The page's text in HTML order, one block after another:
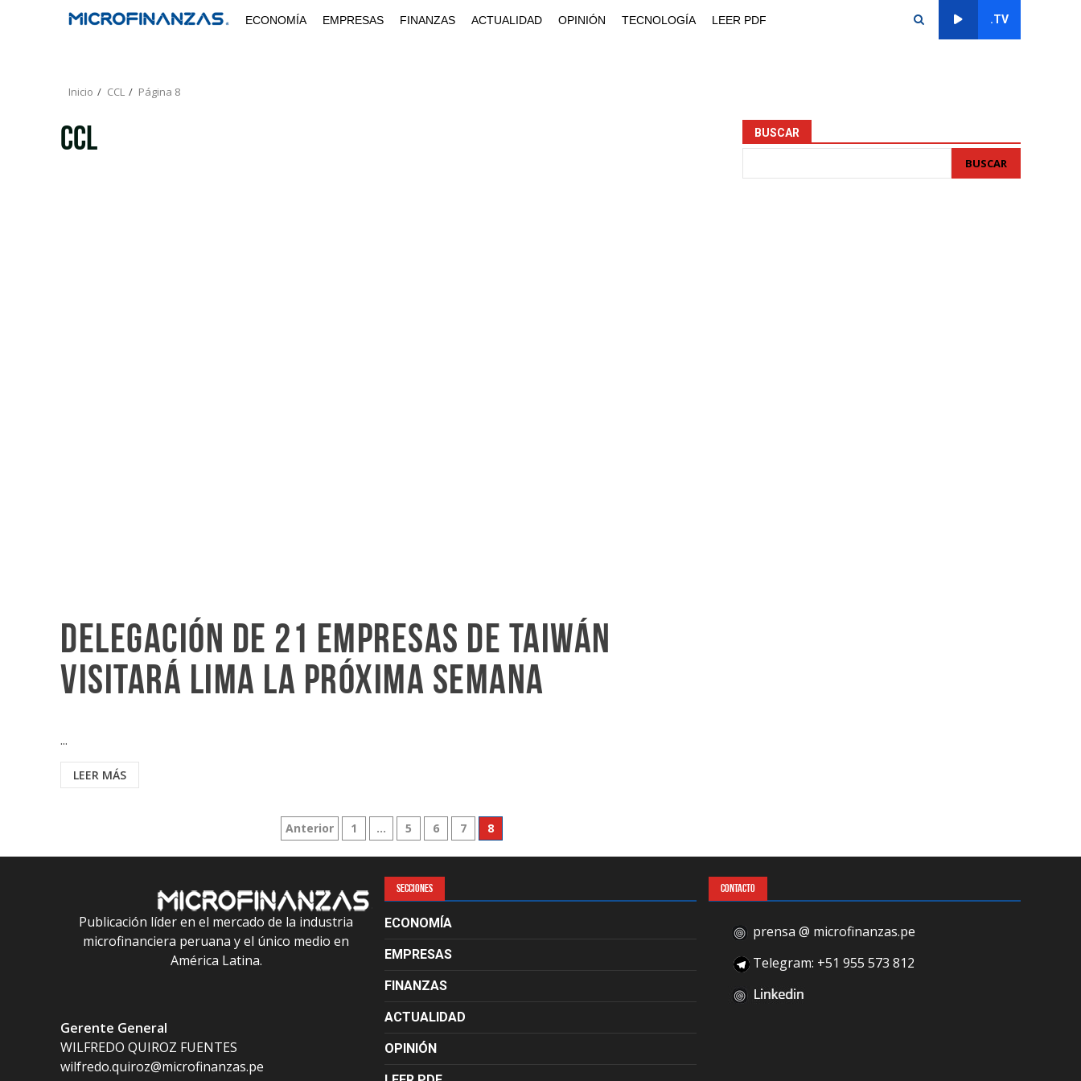
ECONOMÍA EMPRESAS FINANZAS ACTUALIDAD OPINIÓN TECNOLOGÍA LEER PDF .TV
Inicio CCL Página 8
CCL
Delegación de 21 empresas de Taiwán
visitará Lima la próxima semana
...
LEER MÁS
Paginación
de
entradas
Anterior 1 … 5 6 7 8
BUSCAR
BUSCAR
Publicación líder en el mercado de la industria
microfinanciera peruana y el único medio en
América Latina.
Gerente General
WILFREDO QUIROZ FUENTES
wilfredo.quiroz@microfinanzas.pe
SECCIONES
ECONOMÍA
EMPRESAS
FINANZAS
ACTUALIDAD
OPINIÓN
CONTACTO
prensa @ microfinanzas.pe
Telegram: +51 955 573 812